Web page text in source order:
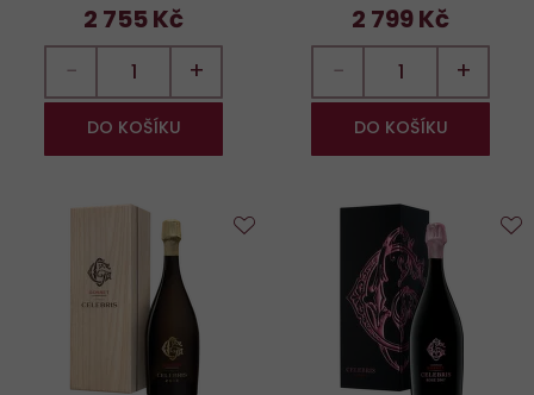
2 755 Kč
− +
DO KOŠÍKU
2 799 Kč
− +
DO KOŠÍKU
oblíbených